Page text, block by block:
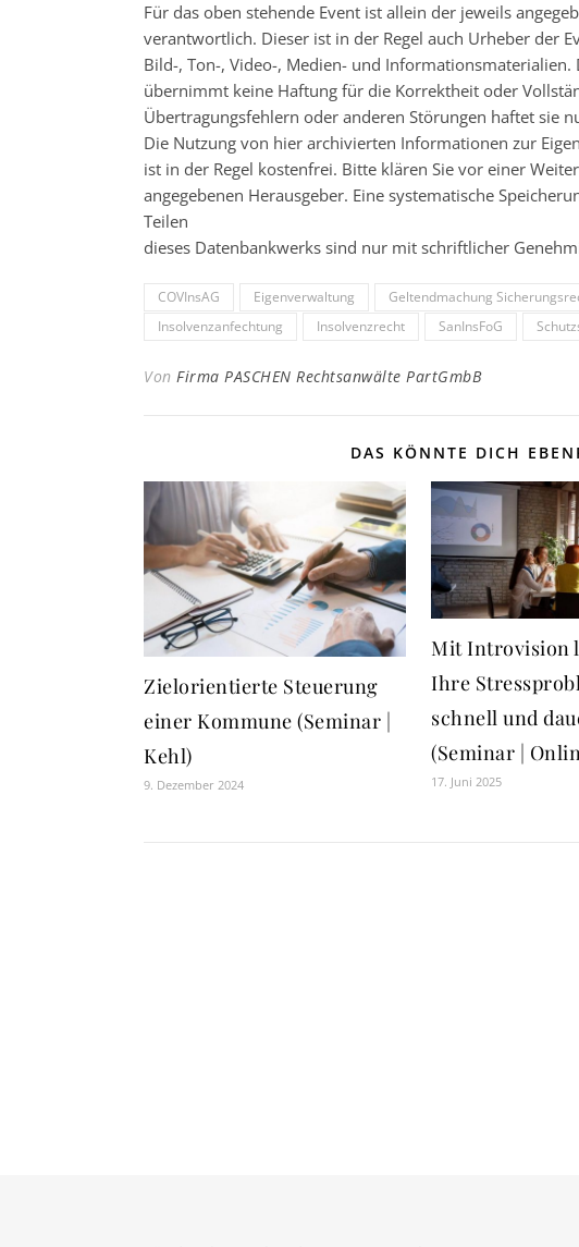
Für das oben stehende Event ist allein der jeweils
verantwortlich. Dieser ist in der Regel auch Urheber der
Bild-, Ton-, Video-, Medien- und
übernimmt keine Haftung für die Korrektheit oder
Übertragungsfehlern oder anderen Störungen haftet sie
Die Nutzung von hier archivierten Informationen zur
ist in der Regel kostenfrei. Bitte klären Sie vor einer
angegebenen Herausgeber. Eine systematische
Teilen
dieses Datenbankwerks sind nur mit schriftlicher
COVInsAG Eigenverwaltung Geltendmachung
Insolvenzanfechtung
Insolvenzrecht SanInsFoG
Von Firma PASCHEN Rechtsanwälte PartGmbB
DAS KÖNNTE DICH
Zielorientierte Steuerung
einer Kommune (Seminar |
Kehl)
9. Dezember 2024
Mit Introvision
Ihre
schnell und
(Seminar |
17. Juni 2025